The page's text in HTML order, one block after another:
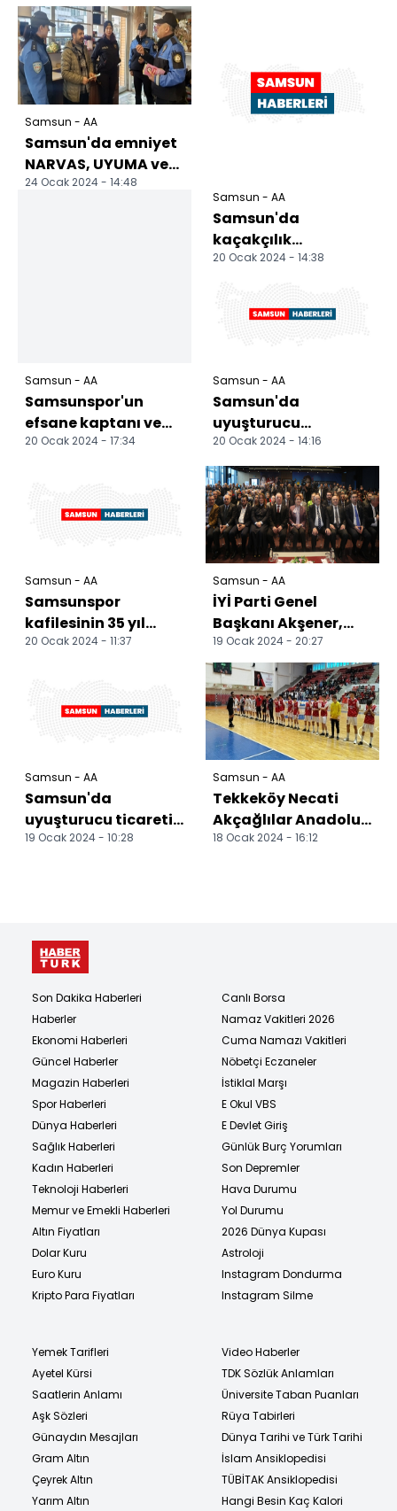
Samsun - AA
Samsun'da emniyet
NARVAS, UYUMA ve
KADES projelerini
24 Ocak 2024 - 14:48
Samsun - AA
Samsunspor'un
efsane kaptanı ve
eski kulüp başkanı
20 Ocak 2024 - 17:34
Samsun - AA
Samsun'da
kaçakçılık
operasyonlarında 6
20 Ocak 2024 - 14:38
Samsun - AA
Samsun'da
uyuşturucu
operasyonlarında 11
şüpheli yakalandı
20 Ocak 2024 - 14:16
Samsun - AA
Samsunspor
kafilesinin 35 yıl
önce geçirdiği
20 Ocak 2024 - 11:37
Samsun - AA
İYİ Parti Genel
Başkanı Akşener,
Samsun'da
partisinin aday
tanıtım toplantı...
19 Ocak 2024 - 20:27
Samsun - AA
Samsun'da
uyuşturucu ticareti
yaptığı belirlenen
19 Ocak 2024 - 10:28
Samsun - AA
Tekkeköy Necati
Akçağlılar Anadolu
Lisesi, Genç Erkekler
18 Ocak 2024 - 16:12
Son Dakika Haberleri
Haberler
Ekonomi Haberleri
Güncel Haberler
Magazin Haberleri
Spor Haberleri
Dünya Haberleri
Sağlık Haberleri
Kadın Haberleri
Teknoloji Haberleri
Memur ve Emekli Haberleri
Altın Fiyatları
Dolar Kuru
Euro Kuru
Kripto Para Fiyatları
Canlı Borsa
Namaz Vakitleri 2026
Cuma Namazı Vakitleri
Nöbetçi Eczaneler
İstiklal Marşı
E Okul VBS
E Devlet Giriş
Günlük Burç Yorumları
Son Depremler
Hava Durumu
Yol Durumu
2026 Dünya Kupası
Astroloji
Instagram Dondurma
Instagram Silme
Yemek Tarifleri
Ayetel Kürsi
Saatlerin Anlamı
Aşk Sözleri
Günaydın Mesajları
Gram Altın
Çeyrek Altın
Yarım Altın
Video Haberler
TDK Sözlük Anlamları
Üniversite Taban Puanları
Rüya Tabirleri
Dünya Tarihi ve Türk Tarihi
İslam Ansiklopedisi
TÜBİTAK Ansiklopedisi
Hangi Besin Kaç Kalori